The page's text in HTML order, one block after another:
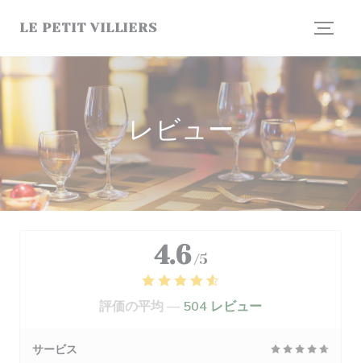
LE PETIT VILLIERS
レビュー
4.6 /5
評価の平均 — 504 レビュー
サービス